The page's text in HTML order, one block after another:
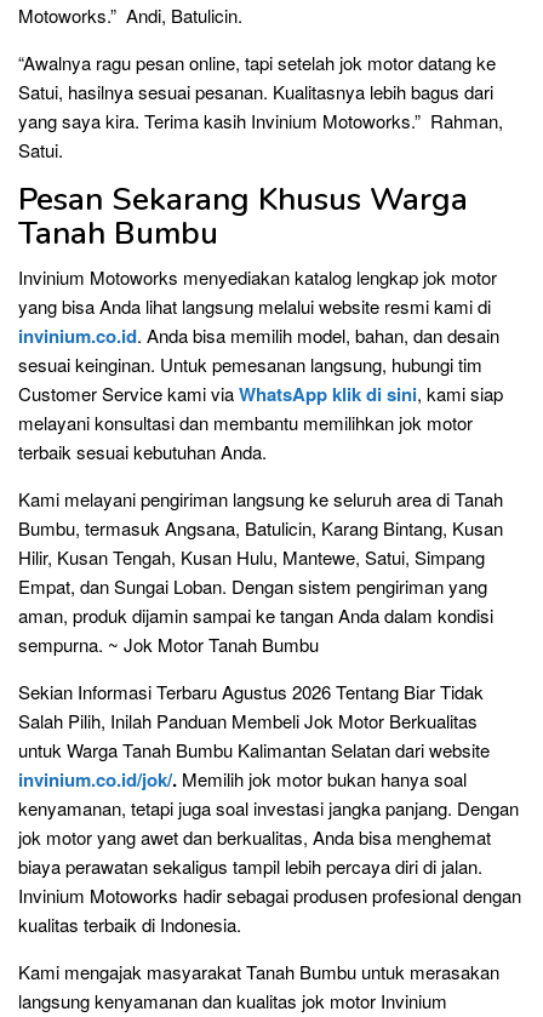
Motoworks.” Andi, Batulicin.
“Awalnya ragu pesan online, tapi setelah jok motor datang ke
Satui, hasilnya sesuai pesanan. Kualitasnya lebih bagus dari
yang saya kira. Terima kasih Invinium Motoworks.” Rahman,
Satui.
Pesan Sekarang Khusus Warga
Tanah Bumbu
Invinium Motoworks menyediakan katalog lengkap jok motor
yang bisa Anda lihat langsung melalui website resmi kami di
invinium.co.id. Anda bisa memilih model, bahan, dan desain
sesuai keinginan. Untuk pemesanan langsung, hubungi tim
Customer Service kami viaWhatsApp klik di sini, kami siap
melayani konsultasi dan membantu memilihkan jok motor
terbaik sesuai kebutuhan Anda.
Kami melayani pengiriman langsung ke seluruh area di Tanah
Bumbu, termasuk Angsana, Batulicin, Karang Bintang, Kusan
Hilir, Kusan Tengah, Kusan Hulu, Mantewe, Satui, Simpang
Empat, dan Sungai Loban. Dengan sistem pengiriman yang
aman, produk dijamin sampai ke tangan Anda dalam kondisi
sempurna. ~ Jok Motor Tanah Bumbu
Sekian Informasi Terbaru Agustus 2026 Tentang Biar Tidak
Salah Pilih, Inilah Panduan Membeli Jok Motor Berkualitas
untuk Warga Tanah Bumbu Kalimantan Selatan dari website
invinium.co.id/jok/. Memilih jok motor bukan hanya soal
kenyamanan, tetapi juga soal investasi jangka panjang. Dengan
jok motor yang awet dan berkualitas, Anda bisa menghemat
biaya perawatan sekaligus tampil lebih percaya diri di jalan.
Invinium Motoworks hadir sebagai produsen profesional dengan
kualitas terbaik di Indonesia.
Kami mengajak masyarakat Tanah Bumbu untuk merasakan
langsung kenyamanan dan kualitas jok motor Invinium